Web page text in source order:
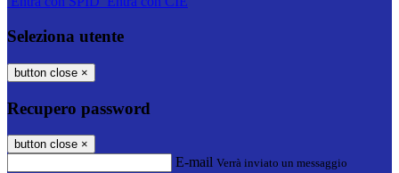
Seleziona utente
button close ×
Recupero password
button close ×
E-mail Verrà inviato un messaggio